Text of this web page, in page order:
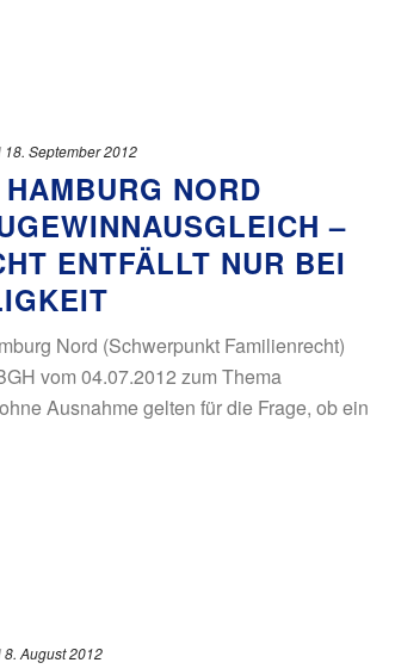
18. September 2012
NORD
–
ENTFÄLLT NUR BEI
Nord (Schwerpunkt Familienrecht)
vom 04.07.2012 zum Thema
Ausnahme gelten für die Frage, ob ein
8. August 2012